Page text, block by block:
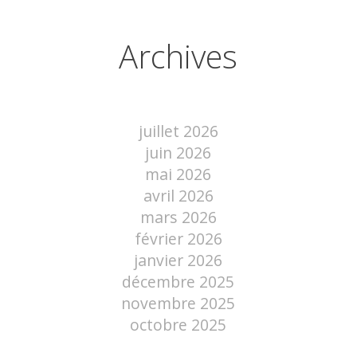
Archives
juillet 2026
juin 2026
mai 2026
avril 2026
mars 2026
février 2026
janvier 2026
décembre 2025
novembre 2025
octobre 2025